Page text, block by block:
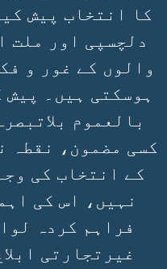
کا انتخاب پیش
دلچسپی اور ملت
والوں کے غور و
ہوسکتی ہیں۔ پیش
بالعموم
کسی مضمون، نقطہ
کے انتخاب کی
نہیں، اس کی
فراہم کردہ
غیرتجارتی